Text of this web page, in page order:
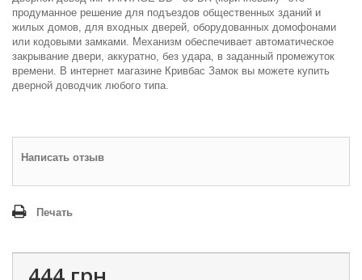
продуманное решение для подъездов общественных зданий и
жилых домов, для входных дверей, оборудованных домофонами
или кодовыми замками. Механизм обеспечивает автоматическое
закрывание двери, аккуратно, без удара, в заданный промежуток
времени. В интернет магазине Кривбас Замок вы можете купить
дверной доводчик любого типа.
Написать отзыв
Печать